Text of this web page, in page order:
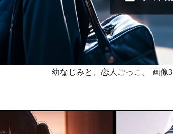
幼なじみと、恋人ごっこ。 画像3